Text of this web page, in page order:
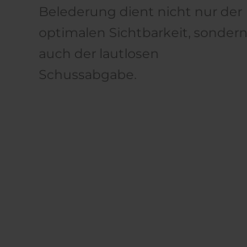
Belederung dient nicht nur der
optimalen Sichtbarkeit, sondern
auch der lautlosen
Schussabgabe.